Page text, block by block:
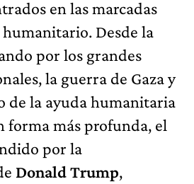
en las marcadas
Desde la
por los grandes
la guerra de Gaza y
de la ayuda humanitaria
forma más profunda, el
por la
Donald Trump,